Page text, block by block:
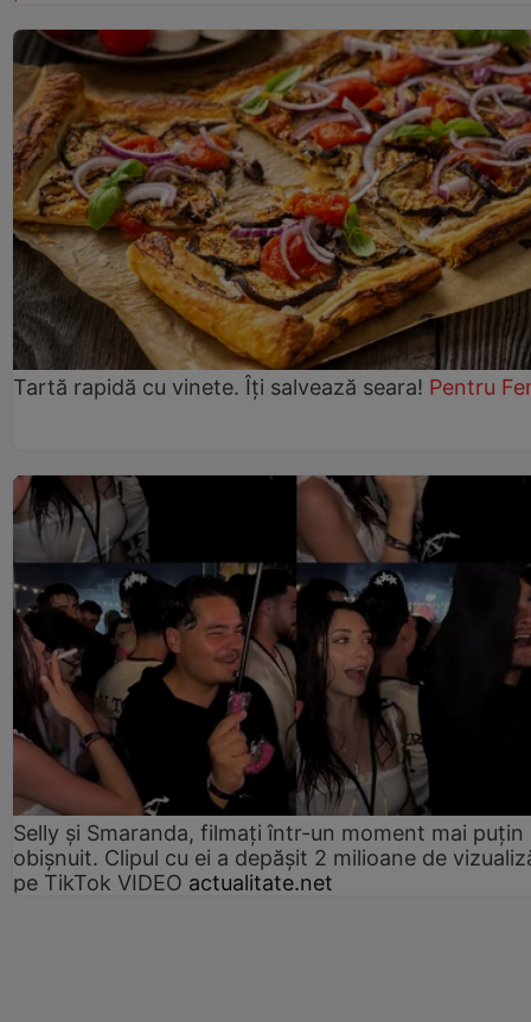
Tartă rapidă cu vinete. Îți salvează seara! Pentru
Selly și Smaranda, filmați într-un moment mai puțin
obișnuit. Clipul cu ei a depășit 2 milioane de
pe TikTok VIDEO actualitate.net